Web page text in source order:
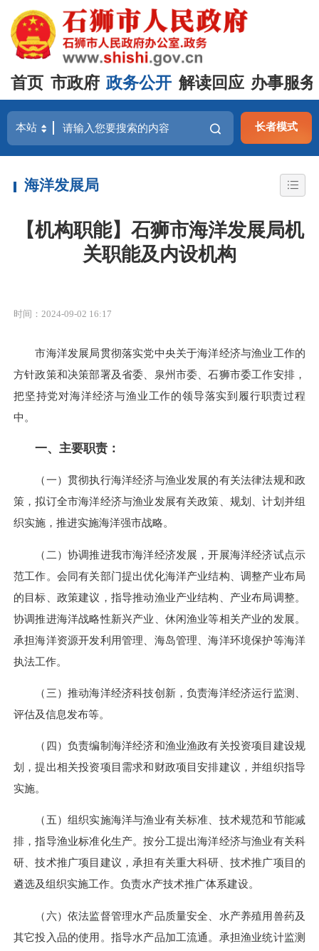
首页 市政府 政务公开 解读回应 办事服务
长者模式
海洋发展局
【机构职能】石狮市海洋发展局机
关职能及内设机构
时间：2024-09-02 16:17
市海洋发展局贯彻落实党中央关于海洋经济与渔业工作的
方针政策和决策部署及省委、泉州市委、石狮市委工作安排，
把坚持党对海洋经济与渔业工作的领导落实到履行职责过程
中。
一、主要职责：
（一）贯彻执行海洋经济与渔业发展的有关法律法规和政
策，拟订全市海洋经济与渔业发展有关政策、规划、计划并组
织实施，推进实施海洋强市战略。
（二）协调推进我市海洋经济发展，开展海洋经济试点示
范工作。会同有关部门提出优化海洋产业结构、调整产业布局
的目标、政策建议，指导推动渔业产业结构、产业布局调整。
协调推进海洋战略性新兴产业、休闲渔业等相关产业的发展。
承担海洋资源开发利用管理、海岛管理、海洋环境保护等海洋
执法工作。
（三）推动海洋经济科技创新，负责海洋经济运行监测、
评估及信息发布等。
（四）负责编制海洋经济和渔业渔政有关投资项目建设规
划，提出相关投资项目需求和财政项目安排建议，并组织指导
实施。
（五）组织实施海洋与渔业有关标准、技术规范和节能减
排，指导渔业标准化生产。按分工提出海洋经济与渔业有关科
研、技术推广项目建议，承担有关重大科研、技术推广项目的
遴选及组织实施工作。负责水产技术推广体系建设。
（六）依法监督管理水产品质量安全、水产养殖用兽药及
其它投入品的使用。指导水产品加工流通。承担渔业统计监测